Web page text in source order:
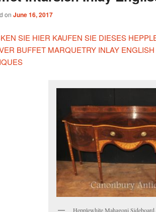
on June 16, 2017
SIE HIER KAUFEN SIE DIESES
BUFFET MARQUETRY INLAY
Hepplewhite Mahagoni